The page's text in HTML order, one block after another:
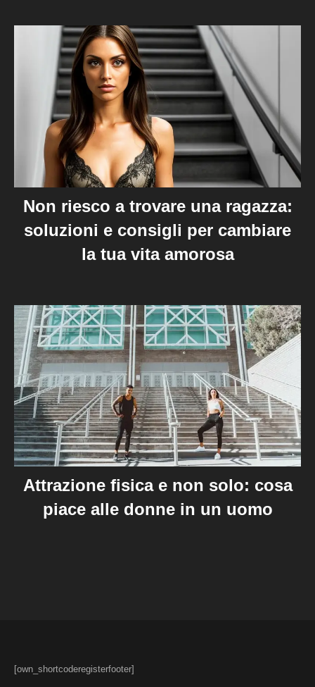
Non riesco a trovare una ragazza:
soluzioni e consigli per cambiare
la tua vita amorosa
Attrazione fisica e non solo: cosa
piace alle donne in un uomo
[own_shortcoderegisterfooter]